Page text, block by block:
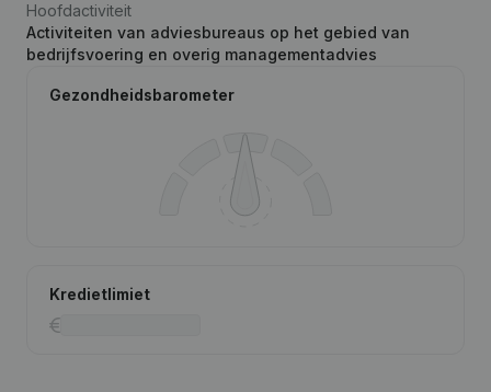
Hoofdactiviteit
Activiteiten van adviesbureaus op het gebied van
bedrijfsvoering en overig managementadvies
Gezondheidsbarometer
Kredietlimiet